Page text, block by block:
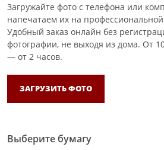
Загружайте фото с телефона или
напечатаем их на
Удобный заказ онлайн без
фотографии, не выходя из дома. От
— от 2 часов.
ЗАГРУЗИТЬ ФОТО
Выберите бумагу